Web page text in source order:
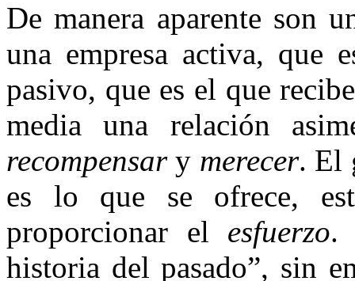
De manera aparente son
una empresa activa, que
pasivo, que es el que
media una relación
recompensary merecer. El
es lo que se ofrece,
proporcionar el esfuerzo.
historia del pasado”, sin